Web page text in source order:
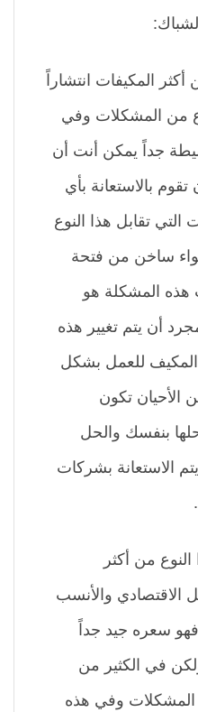
المكيفات انتشاراً
من المشكلات وفي
جداً يمكن أنت أن
بالاستعانة بأي
تقابل هذا النوع
ساخن من فتحة
المشكلة هو
أن يتم تغيير هذه
للعمل بشكل
الأحيان تكون
بنفسك والحل
الاستعانة بشركات
من أكثر
الاقتصادي والأنسب
سعره جيد جداً
في الكثير من
وفي هذه